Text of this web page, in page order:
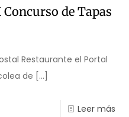
de Tapas
Restaurante el Portal
de […]
Leer más